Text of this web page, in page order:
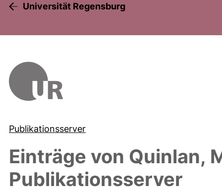
Universität Regensburg
Publikationsserver
Einträge von Quinlan,
Publikationsserver